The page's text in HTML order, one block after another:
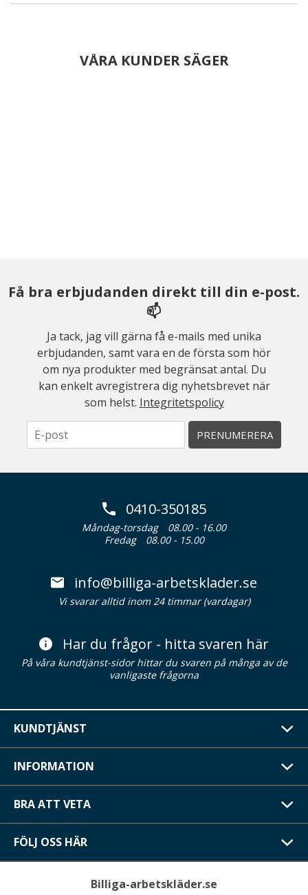
VÅRA KUNDER SÄGER
Få bra erbjudanden direkt till din e-post.
📫
Ja tack, jag vill gärna få e-mails med unika
erbjudanden, samt vara en de första som hör
om nya produkter med begränsat antal. Du
kan enkelt avregistrera dig nyhetsbrevet när
som helst. Integritetspolicy
PRENUMERERA
0410-350185
Måndag-torsdag
08.00 - 16.00
Fredag
08.00 - 15.00
info@billiga-arbetsklader.se
Vi svarar alltid inom 24 timmar (vardagar)
Har du frågor - hitta svaren här
På våra kundtjänst-sidor hittar du svaren på många av de
vanligaste frågorna
KUNDTJÄNST
INFORMATION
BRA ATT VETA
FÖLJ OSS HÄR
Billiga-arbetskläder.se